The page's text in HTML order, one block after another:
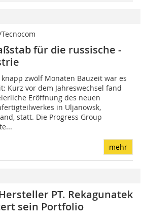
für die russische
knapp zwölf Monaten Bauzeit war es
Kurz vor dem Jahreswechsel fand
Eröffnung des neuen
in Uljanowsk,
statt. Die Progress Group
mehr
PT. Rekagunatek
sein Portfolio